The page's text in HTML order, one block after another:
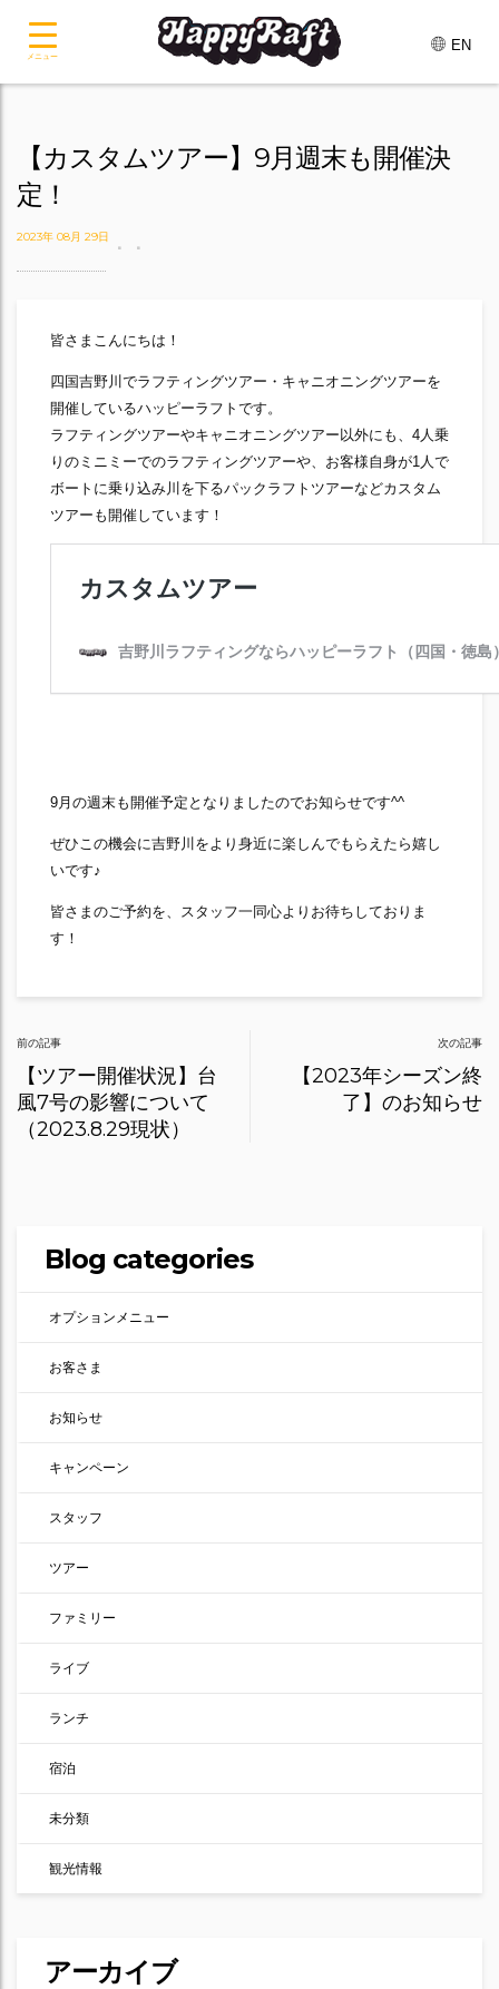
EN
【カスタムツアー】9月週末も開催決
定！
2023年 08月 29日
皆さまこんにちは！
四国吉野川でラフティングツアー・キャニオニングツアーを
開催しているハッピーラフトです。
ラフティングツアーやキャニオニングツアー以外にも、4人乗
りのミニミーでのラフティングツアーや、お客様自身が1人で
ボートに乗り込み川を下るパックラフトツアーなどカスタム
ツアーも開催しています！
9月の週末も開催予定となりましたのでお知らせです^^
ぜひこの機会に吉野川をより身近に楽しんでもらえたら嬉し
いです♪
皆さまのご予約を、スタッフ一同心よりお待ちしておりま
す！
Post
navigation
前の記事
【ツアー開催状況】台
風7号の影響について
（2023.8.29現状）
次の記事
【2023年シーズン終
了】のお知らせ
Blog categories
オプションメニュー
お客さま
お知らせ
キャンペーン
スタッフ
ツアー
ファミリー
ライブ
ランチ
宿泊
未分類
観光情報
アーカイブ
メニュー